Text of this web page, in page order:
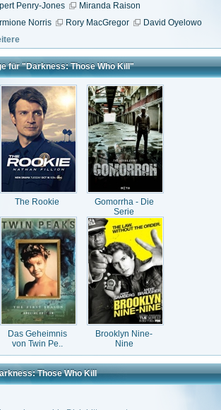
Penry-Jones
Miranda Raison
Norris
Rory MacGregor
David Oyelowo
für "Darkness: Those Who Kill"
The Rookie
Gomorrha - Die
Serie
Das Geheimnis
von Twin Pe..
Brooklyn Nine-
Nine
Those Who Kill